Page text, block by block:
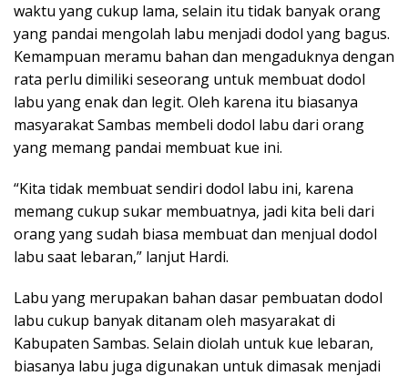
waktu yang cukup lama, selain itu tidak banyak orang
yang pandai mengolah labu menjadi dodol yang bagus.
Kemampuan meramu bahan dan mengaduknya dengan
rata perlu dimiliki seseorang untuk membuat dodol
labu yang enak dan legit. Oleh karena itu biasanya
masyarakat Sambas membeli dodol labu dari orang
yang memang pandai membuat kue ini.
“Kita tidak membuat sendiri dodol labu ini, karena
memang cukup sukar membuatnya, jadi kita beli dari
orang yang sudah biasa membuat dan menjual dodol
labu saat lebaran,” lanjut Hardi.
Labu yang merupakan bahan dasar pembuatan dodol
labu cukup banyak ditanam oleh masyarakat di
Kabupaten Sambas. Selain diolah untuk kue lebaran,
biasanya labu juga digunakan untuk dimasak menjadi